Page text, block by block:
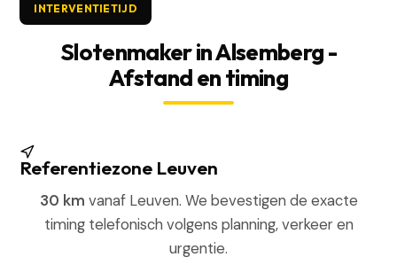
INTERVENTIETIJD
Slotenmaker in Alsemberg -
Afstand en timing
Referentiezone Leuven
30 km vanaf Leuven. We bevestigen de exacte
timing telefonisch volgens planning, verkeer en
urgentie.